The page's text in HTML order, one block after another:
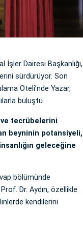
İşler Dairesi Başkanlığı,
sürdürüyor. Son
Oteli’nde Yazar,
buluştu.
ve tecrübelerini
beyninin potansiyeli,
geleceğine
bölümünde
Dr. Aydın, özellikle
kendilerini